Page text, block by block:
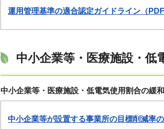
運用管理基準の適合認定ガイドライン（
中小企業等・医療施設・低
中小企業等・医療施設・低電気使用割合の緩
中小企業等が設置する事業所の目標削減率